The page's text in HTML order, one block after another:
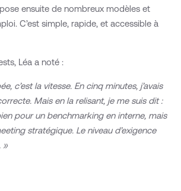
ensuite de nombreux modèles et
C’est simple, rapide, et accessible à
Léa a noté :
c’est la vitesse. En cinq minutes, j’avais
Mais en la relisant, je me suis dit :
pour un benchmarking en interne, mais
stratégique. Le niveau d’exigence
»